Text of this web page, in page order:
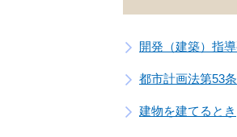
開発（建築）指
都市計画法第53
建物を建てるとき